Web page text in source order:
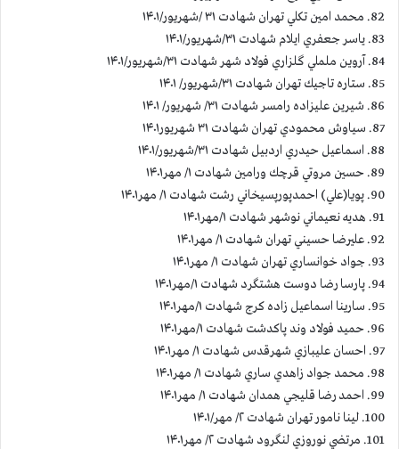
82. محمد امين تكلي تهران شهادت ۳۱ /شهريور/۱۴۰۱
83. ياسر جعفري ايلام شهادت ۳۱/شهريور/۱۴۰۱
84. آروين ململي گلزاري فولاد شهر شهادت ۳۱/شهريور/۱۴۰۱
85. ستاره تاجيك تهران شهادت ۳۱/شهريور/ ۱۴۰۱
86. شیرین عليزاده رامسر شهادت ۳۱/ شهريور/ ۱۴۰۱
87. سياوش محمودي تهران شهادت ۳۱ شهریور۱۴۰۱
88. اسماعيل حيدري اردبيل شهادت ۳۱/شهريور/۱۴۰۱
89. حسين مروتي قرچك ورامين شهادت ۱/ مهر۱۴۰۱
90. پويا(علي) احمدپورپسيخاني رشت شهادت ۱/ مهر۱۴۰۱
91. هديه نعيماني نوشهر شهادت ۱/مهر۱۴۰۱
92. عليرضا حسيني تهران شهادت ۱/ مهر۱۴۰۱
93. جواد خوانساري تهران شهادت ۱/ مهر۱۴۰۱
94. پارسا رضا دوست هشتگرد شهادت ۱/مهر۱۴۰۱
95. سارينا اسماعيل زاده كرج شهادت ۱/مهر۱۴۰۱
96. حميد فولاد وند پاكدشت شهادت ۱/مهر۱۴۰۱
97. احسان عليبازي شهرقدس شهادت ۱/ مهر۱۴۰۱
98. محمد جواد زاهدي ساري شهادت ۱/ مهر۱۴۰۱
99. احمد رضا قليجي همدان شهادت ۱/ مهر۱۴۰۱
100. لينا نامور تهران شهادت ۲/ مهر/۱۴۰۱
101. مرتضي نوروزي لنگرود شهادت ۲/ مهر۱۴۰۱